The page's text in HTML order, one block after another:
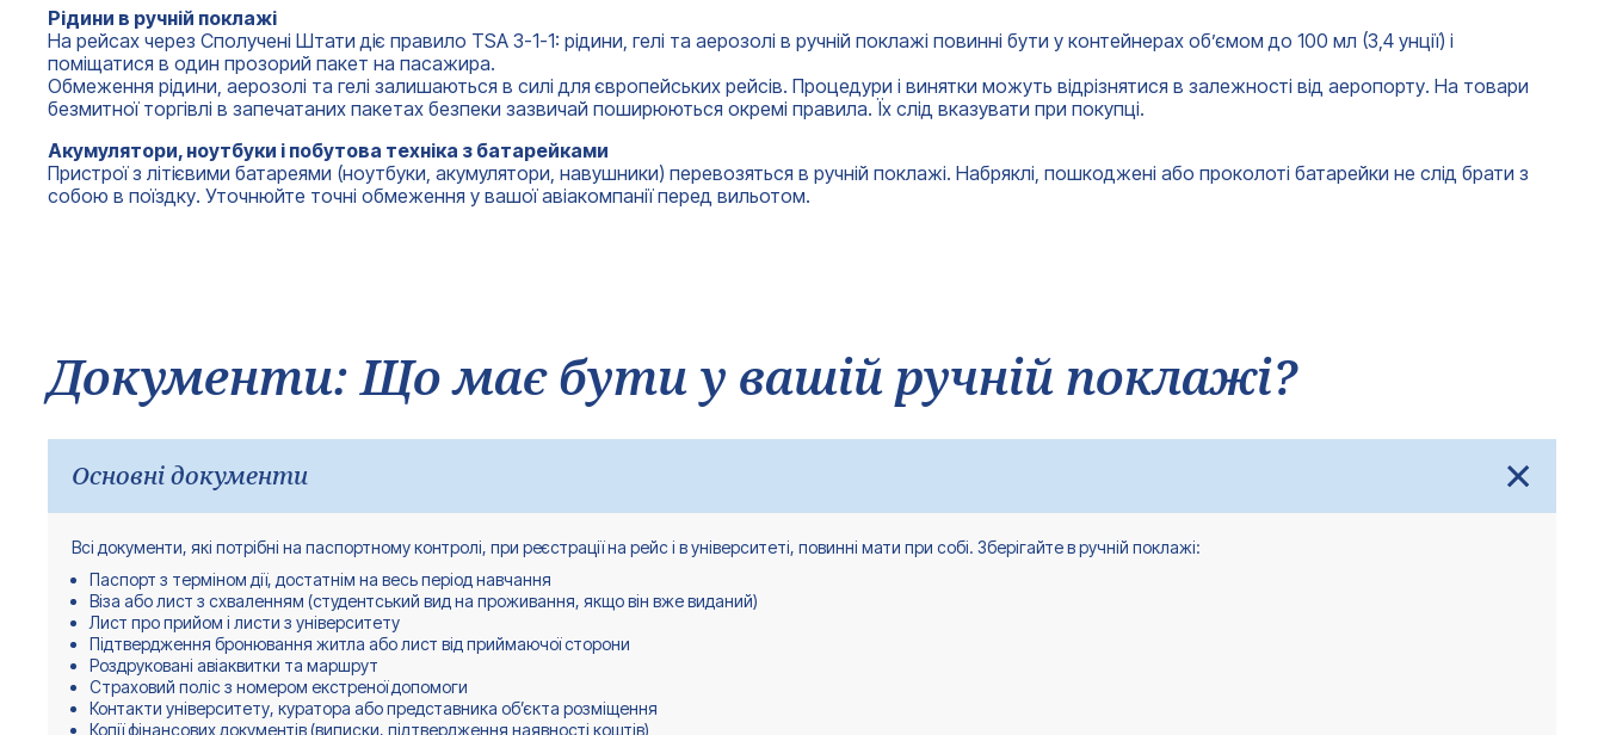
Рідини в ручній поклажі
На рейсах через Сполучені Штати діє правило TSA 3-1-1: рідини, гелі та аерозолі в ручній поклажі повинні бути у контейнерах об’ємом до 100 мл (3,4 унції) і
поміщатися в один прозорий пакет на пасажира.
Обмеження рідини, аерозолі та гелі залишаються в силі для європейських рейсів. Процедури і винятки можуть відрізнятися в залежності від аеропорту. На товари
безмитної торгівлі в запечатаних пакетах безпеки зазвичай поширюються окремі правила. Їх слід вказувати при покупці.
Акумулятори, ноутбуки і побутова техніка з батарейками
Пристрої з літієвими батареями (ноутбуки, акумулятори, навушники) перевозяться в ручній поклажі. Набряклі, пошкоджені або проколоті батарейки не слід брати з
собою в поїздку. Уточнюйте точні обмеження у вашої авіакомпанії перед вильотом.
Документи: Що має бути у вашій ручній поклажі?
Основні документи
Всі документи, які потрібні на паспортному контролі, при реєстрації на рейс і в університеті, повинні мати при собі. Зберігайте в ручній поклажі:
Паспорт з терміном дії, достатнім на весь період навчання
Віза або лист з схваленням (студентський вид на проживання, якщо він вже виданий)
Лист про прийом і листи з університету
Підтвердження бронювання житла або лист від приймаючої сторони
Роздруковані авіаквитки та маршрут
Страховий поліс з номером екстреної допомоги
Контакти університету, куратора або представника об’єкта розміщення
Копії фінансових документів (виписки, підтвердження наявності коштів)